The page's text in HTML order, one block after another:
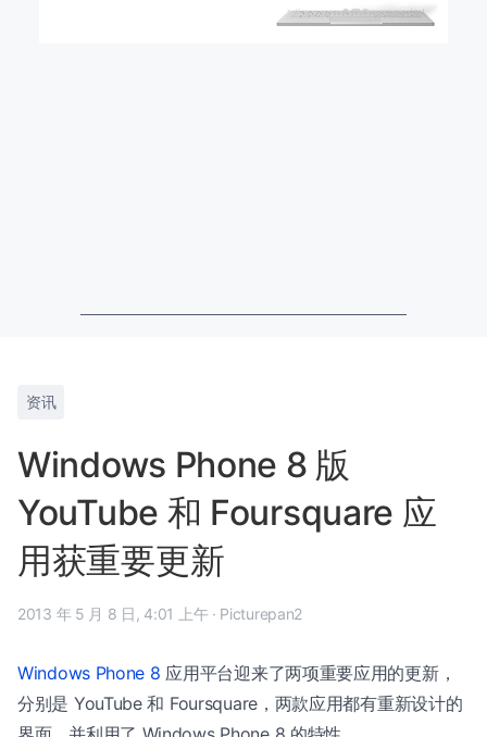
资讯
Windows Phone 8 版
YouTube 和 Foursquare 应
用获重要更新
2013 年 5 月 8 日, 4:01 上午 · Picturepan2
Windows Phone 8 应用平台迎来了两项重要应用的更新，
分别是 YouTube 和 Foursquare，两款应用都有重新设计的